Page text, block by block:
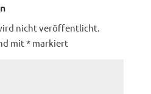
nicht veröffentlicht.
mit*markiert